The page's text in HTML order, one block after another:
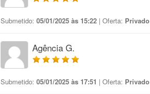
Submetido: 05/01/2025 às 15:22 | Oferta: Privado
Agência G.
Submetido: 05/01/2025 às 17:51 | Oferta: Privado